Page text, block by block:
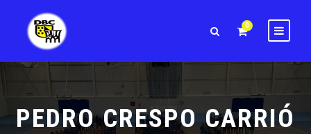
0
PEDRO CRESPO CARRIÓ